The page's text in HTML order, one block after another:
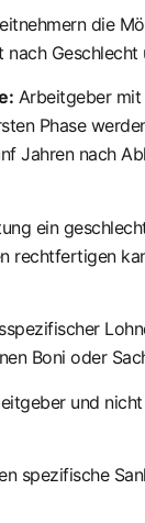
die
Arbeitgeber mit
Phase
Jahren nach
ein
Boni oder
und
spezifische